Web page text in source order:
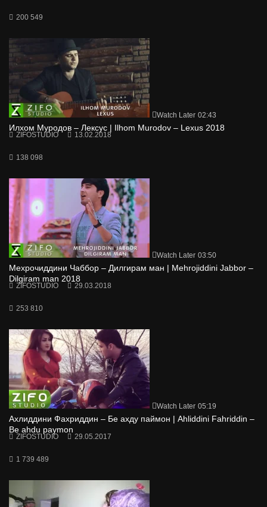
200 549
Watch Later 02:43
Илхом Муродов – Лексус | Ilhom Murodov – Lexus 2018
ZIFOSTUDIO 13.02.2018
138 098
Watch Later 03:50
Мехрочиддини Чаббор – Дилгирам ман | Mehrojiddini Jabbor –
Dilgiram man 2018
ZIFOSTUDIO 29.03.2018
253 810
Watch Later 05:19
Ахлиддини Фахриддин – Бе ахду паймон | Ahliddini Fahriddin –
Be ahdu paymon
ZIFOSTUDIO 29.05.2017
1 739 489